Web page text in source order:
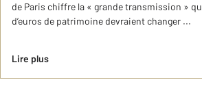
de Paris chiffre la « grande transmission »
d’euros de patrimoine devraient changer ...
Lire plus